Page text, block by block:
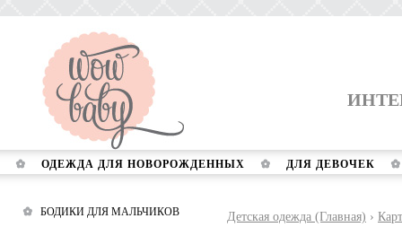
ОДЕЖДА ДЛЯ НОВОРОЖДЕННЫХ ДЛЯ ДЕВОЧЕК
Детская одежда (Главная) ›
БОДИКИ ДЛЯ МАЛЬЧИКОВ